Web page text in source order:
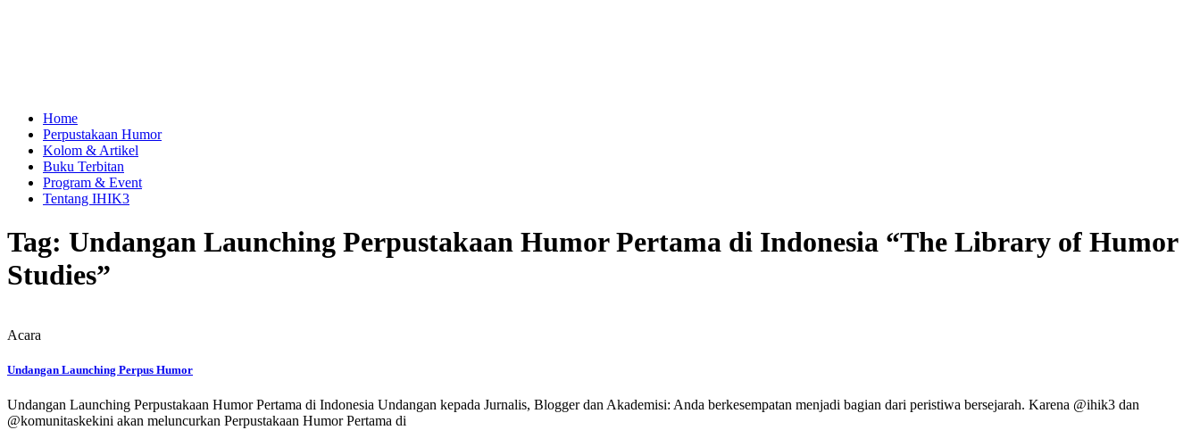
Home
Perpustakaan Humor
Kolom & Artikel
Buku Terbitan
Program & Event
Tentang IHIK3
Tag: Undangan Launching Perpustakaan Humor Pertama di Indonesia “The Library of Humor
Studies”
Acara
Undangan Launching Perpus Humor
Undangan Launching Perpustakaan Humor Pertama di Indonesia Undangan kepada Jurnalis, Blogger dan Akademisi: Anda berkesempatan menjadi bagian dari peristiwa bersejarah. Karena @ihik3 dan
@komunitaskekini akan meluncurkan Perpustakaan Humor Pertama di